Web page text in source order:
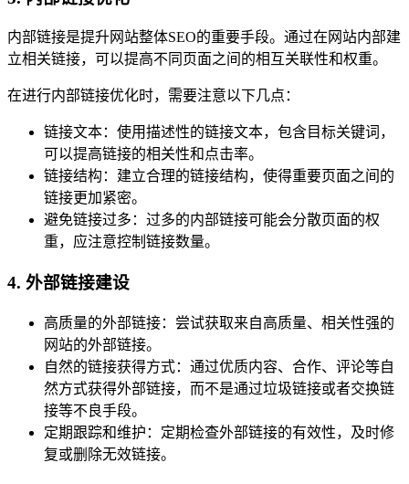
内部链接是提升网站整体SEO的重要手段。通过在网站内部建
立相关链接，可以提高不同页面之间的相互关联性和权重。
在进行内部链接优化时，需要注意以下几点：
链接文本：使用描述性的链接文本，包含目标关键词，
可以提高链接的相关性和点击率。
链接结构：建立合理的链接结构，使得重要页面之间的
链接更加紧密。
避免链接过多：过多的内部链接可能会分散页面的权
重，应注意控制链接数量。
4. 外部链接建设
高质量的外部链接：尝试获取来自高质量、相关性强的
网站的外部链接。
自然的链接获得方式：通过优质内容、合作、评论等自
然方式获得外部链接，而不是通过垃圾链接或者交换链
接等不良手段。
定期跟踪和维护：定期检查外部链接的有效性，及时修
复或删除无效链接。